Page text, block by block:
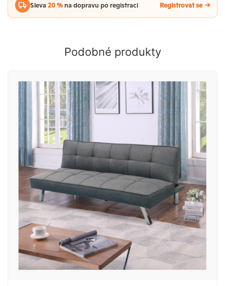
Sleva20 %na dopravu po registraci Registrovat se
Podobné produkty